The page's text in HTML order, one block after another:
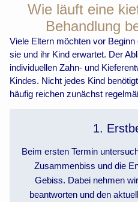
Wie läuft eine
Behandlung
Viele Eltern möchten vor
sie und ihr Kind erwartet. Der
individuellen Zahn- und
Kindes. Nicht jedes Kind
häufig reichen zunächst
1.
Beim ersten Termin
Zusammenbiss und die
Gebiss. Dabei nehmen
beantworten und den